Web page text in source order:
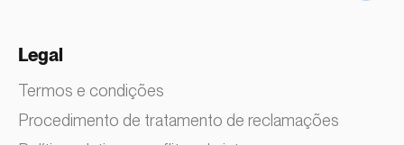
Legal
Termos e condições
Procedimento de tratamento de reclamações